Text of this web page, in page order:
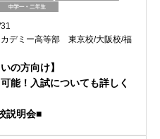
デミー高等部 東京校/大阪校/福
の方向け】
能！入試についても詳しく
説明会■